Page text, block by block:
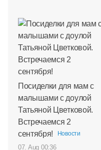
Посиделки для мам с
малышами с доулой
Татьяной Цветковой.
Встречаемся 2
сентября!
Новости
07. Aug 00:36